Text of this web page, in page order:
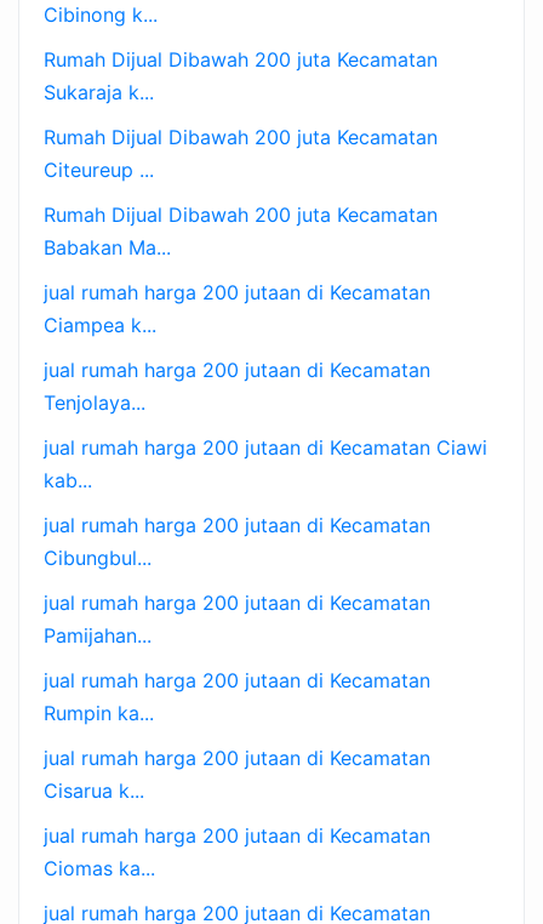
Cibinong k...
Rumah Dijual Dibawah 200 juta Kecamatan
Sukaraja k...
Rumah Dijual Dibawah 200 juta Kecamatan
Citeureup ...
Rumah Dijual Dibawah 200 juta Kecamatan
Babakan Ma...
jual rumah harga 200 jutaan di Kecamatan
Ciampea k...
jual rumah harga 200 jutaan di Kecamatan
Tenjolaya...
jual rumah harga 200 jutaan di Kecamatan Ciawi
kab...
jual rumah harga 200 jutaan di Kecamatan
Cibungbul...
jual rumah harga 200 jutaan di Kecamatan
Pamijahan...
jual rumah harga 200 jutaan di Kecamatan
Rumpin ka...
jual rumah harga 200 jutaan di Kecamatan
Cisarua k...
jual rumah harga 200 jutaan di Kecamatan
Ciomas ka...
jual rumah harga 200 jutaan di Kecamatan